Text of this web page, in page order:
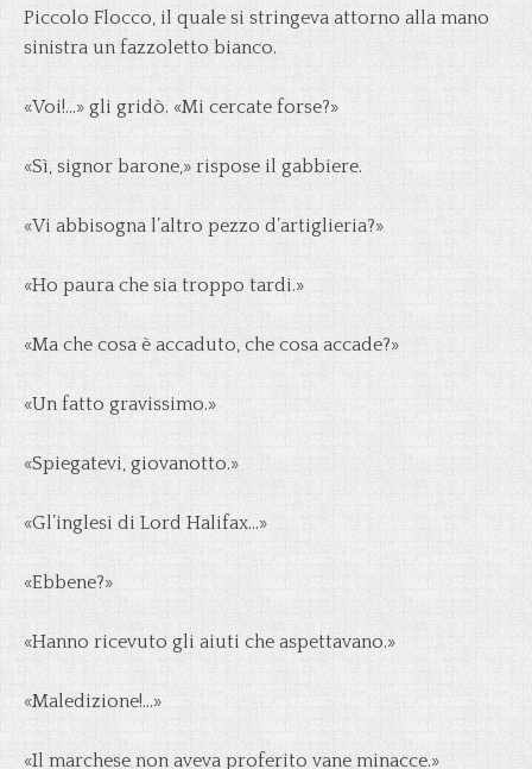
Piccolo Flocco, il quale si stringeva attorno alla mano
sinistra un fazzoletto bianco.
«Voi!…» gli gridò. «Mi cercate forse?»
«Sì, signor barone,» rispose il gabbiere.
«Vi abbisogna l’altro pezzo d’artiglieria?»
«Ho paura che sia troppo tardi.»
«Ma che cosa è accaduto, che cosa accade?»
«Un fatto gravissimo.»
«Spiegatevi, giovanotto.»
«Gl’inglesi di Lord Halifax…»
«Ebbene?»
«Hanno ricevuto gli aiuti che aspettavano.»
«Maledizione!…»
«Il marchese non aveva proferito vane minacce.»